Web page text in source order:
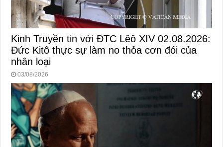
Kinh Truyền tin với ĐTC Lêô XIV 02.08.2026:
Đức Kitô thực sự làm no thỏa cơn đói của
nhân loại
03/08/2026